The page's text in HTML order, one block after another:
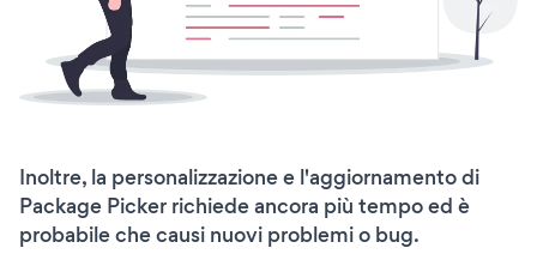
Inoltre, la personalizzazione e l'aggiornamento di
Package Picker richiede ancora più tempo ed è
probabile che causi nuovi problemi o bug.